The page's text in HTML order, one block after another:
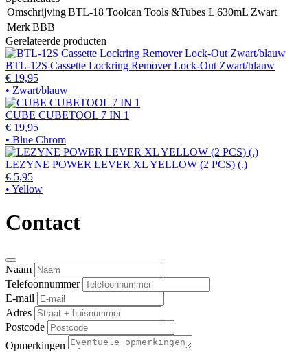
OmschrijvingBTL-18 Toolcan Tools &Tubes L 630mL Zwart
MerkBBB
Gerelateerde producten
BTL-12S Cassette Lockring Remover Lock-Out Zwart/blauw
€ 19,95
• Zwart/blauw
CUBE CUBETOOL 7 IN 1
€ 19,95
• Blue Chrom
LEZYNE POWER LEVER XL YELLOW (2 PCS) (.)
€ 5,95
• Yellow
Contact
Naam
Telefoonnummer
E-mail
Adres
Postcode
Opmerkingen